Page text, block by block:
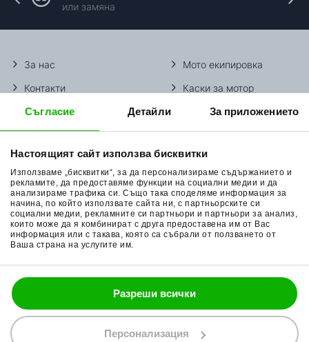
Съгласие Детайли За приложението
Настоящият сайт използва бисквитки
Използваме „бисквитки“, за да персонализираме съдържанието и
рекламите, да предоставяме функции на социални медии и да
анализираме трафика си. Също така споделяме информация за
начина, по който използвате сайта ни, с партньорските си
социални медии, рекламните си партньори и партньори за анализ,
които може да я комбинират с друга предоставена им от Вас
информация или с такава, която са събрали от ползването от
Ваша страна на услугите им.
Разреши всички
Персонализация
или замяна
За нас
Контакти
Методи доставка
Начини плащане
Връщане на стока
Общи условия
Поверителност
Политика за бисквитки
Мото екипировка
Каски за мотор
Ботуши за мотор
Гуми за мотор
Очила за мотор
Раници за мотор
Ръкавици за мотор
Части за мотор
088 200 7002
shop@bobimx.com